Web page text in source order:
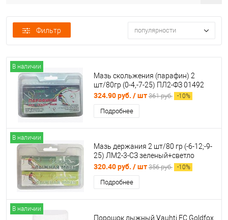
Фильтр популярности
В наличии
Мазь скольжения (парафин) 2
шт/80гр (0-4,-7-25) ПЛ2-ФЗ 01492
324.90 руб. / шт 361 руб. -10%
Подробнее
В наличии
Мазь держания 2 шт/80 гр (-6-12;-9-
25) ЛМ2-3-СЗ зеленый+светло
зеленый 996934
320.40 руб. / шт 356 руб. -10%
Подробнее
В наличии
Порошок лыжный Vauhti FC Goldfox